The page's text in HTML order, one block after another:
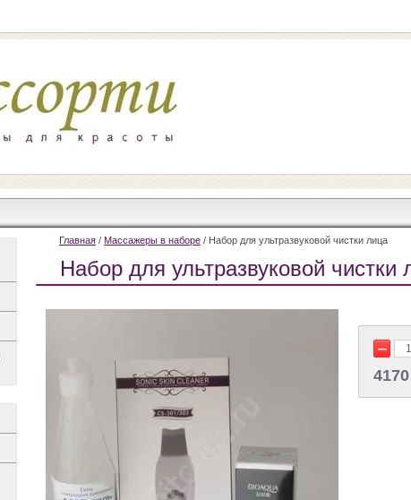
Главная / Массажеры в наборе / Набор для ультразвуковой чистки лица
Набор для ультразвуковой чистки
−
4170